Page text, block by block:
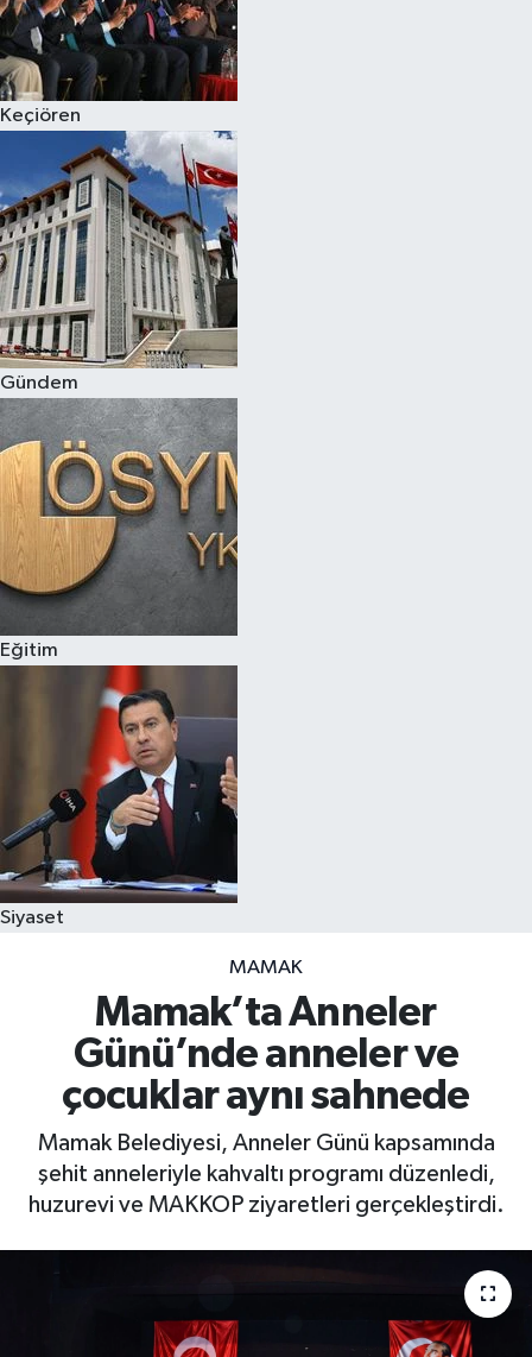
Keçiören
Gündem
Eğitim
Siyaset
MAMAK
Mamak’ta Anneler
Günü’nde anneler ve
çocuklar aynı sahnede
Mamak Belediyesi, Anneler Günü kapsamında
şehit anneleriyle kahvaltı programı düzenledi,
huzurevi ve MAKKOP ziyaretleri gerçekleştirdi.